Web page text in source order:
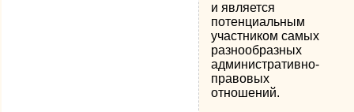
и является
потенциальным
участником самых
разнообразных
административно-
правовых
отношений.